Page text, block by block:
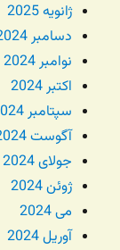
ژانویه 2025
دسامبر 2024
نوامبر 2024
اکتبر 2024
سپتامبر 2024
آگوست 2024
جولای 2024
ژوئن 2024
می 2024
آوریل 2024